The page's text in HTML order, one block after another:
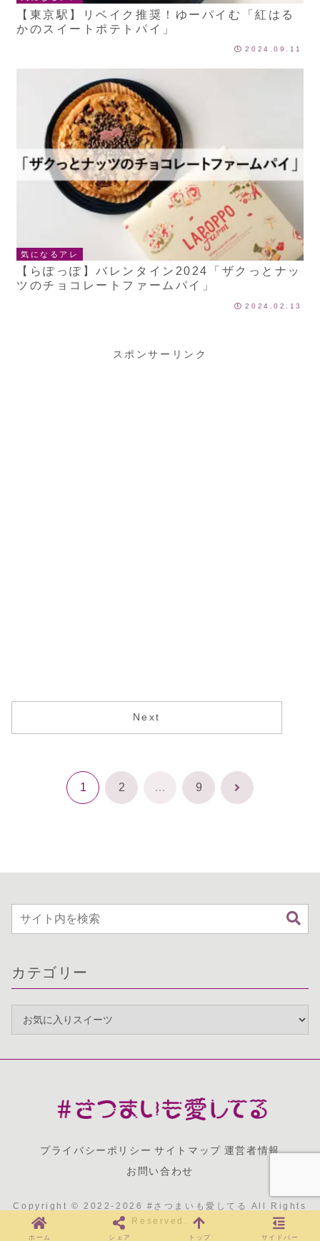
【東京駅】リベイク推奨！ゆーパイむ「紅はる
かのスイートポテトパイ」
2024.09.11
気になるアレ
【らぽっぽ】バレンタイン2024「ザクっとナッ
ツのチョコレートファームパイ」
2024.02.13
スポンサーリンク
Next
1 2 … 9
次
カテゴリー
プライバシーポリシー サイトマップ 運営者情報
お問い合わせ
Copyright © 2022-2026 #さつまいも愛してる All Rights
Reserved.
ホーム シェア トップ サイドバー